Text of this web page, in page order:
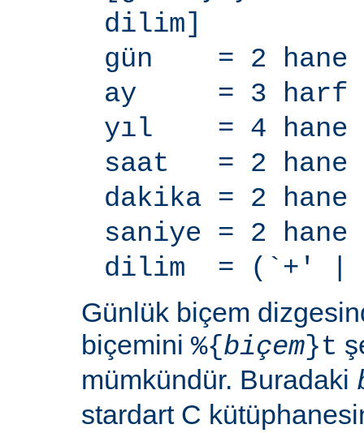
dilim]
gün = 2 hane
ay = 3 harf
yıl = 4 hane
saat = 2 hane
dakika = 2 hane
saniye = 2 hane
dilim = (`+' |
Günlük biçem
biçemini %{ biçem }t
mümkündür. Buradaki
stardart C